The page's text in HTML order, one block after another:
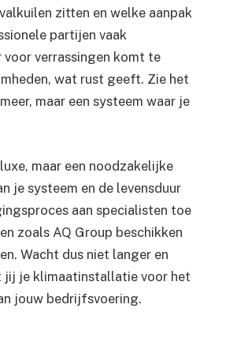
zitten en welke aanpak
partijen vaak
verrassingen komt te
wat rust geeft. Zie het
maar een systeem waar je
maar een noodzakelijke
je systeem en de levensduur
aan specialisten toe
zoals AQ Group beschikken
Wacht dus niet langer en
jij je klimaatinstallatie voor het
jouw bedrijfsvoering.